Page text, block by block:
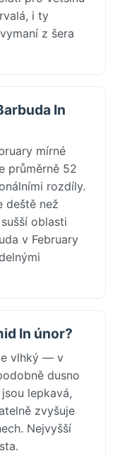
i ty
z šera
In
mírné
průměrně 52
rozdíly.
deště než
oblasti
v February
In únor?
vlhký — v
dusno
lepkavá,
zvyšuje
Nejvyšší